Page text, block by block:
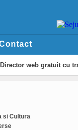
Director webgratuit cu
si Cultura